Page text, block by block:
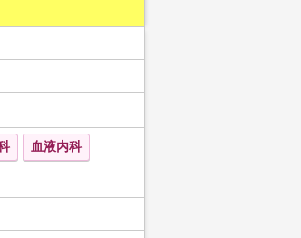
血液内科